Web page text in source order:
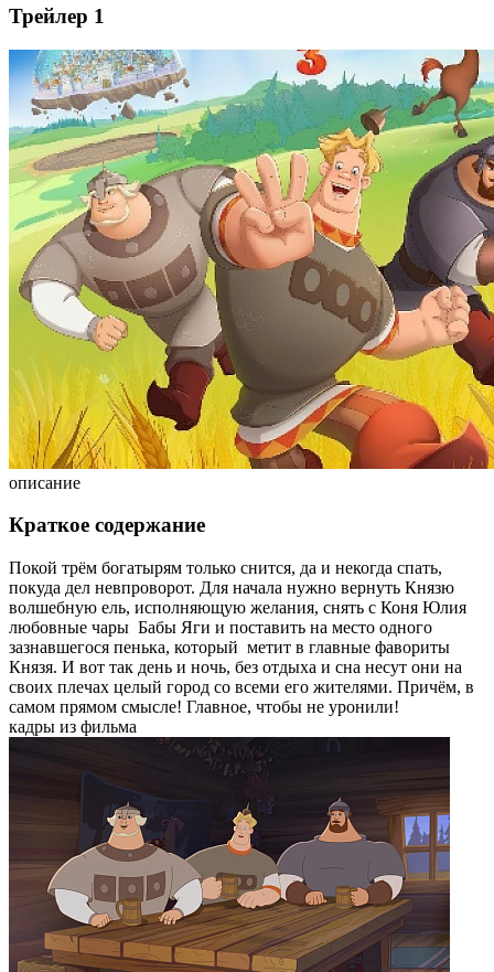
Трейлер 1
описание
Краткое содержание
Покой трём богатырям только снится, да и некогда спать,
покуда дел невпроворот. Для начала нужно вернуть Князю
волшебную ель, исполняющую желания, снять с Коня Юлия
любовные чары Бабы Яги и поставить на место одного
зазнавшегося пенька, который метит в главные фавориты
Князя. И вот так день и ночь, без отдыха и сна несут они на
своих плечах целый город со всеми его жителями. Причём, в
самом прямом смысле! Главное, чтобы не уронили!
кадры из фильма